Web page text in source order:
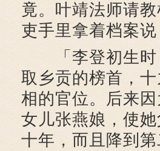
竟。叶靖法师请
吏手里拿着档案说
「李登初生时
取乡贡的榜首，
相的官位。后来
女儿张燕娘，使
十年，而且降到